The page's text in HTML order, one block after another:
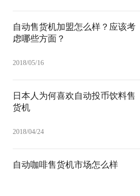
自动售货机加盟怎么样？应该考
虑哪些方面？
2018/05/16
日本人为何喜欢自动投币饮料售
货机
2018/04/24
自动咖啡售货机市场怎么样